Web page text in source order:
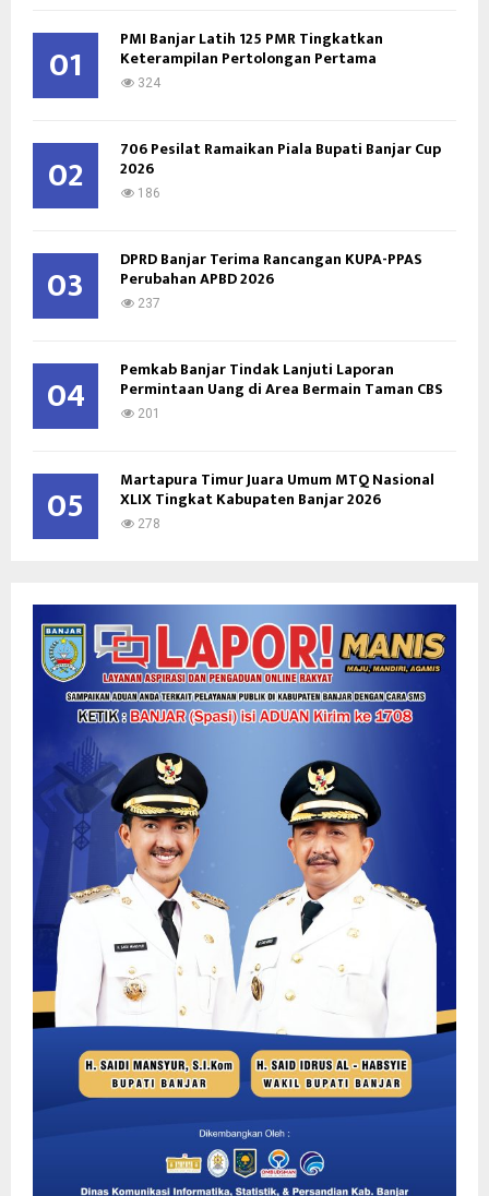
o
H
01 PMI Banjar Latih 125 PMR Tingkatkan
Keterampilan Pertolongan Pertama
324
02 706 Pesilat Ramaikan Piala Bupati Banjar Cup
2026
186
03 DPRD Banjar Terima Rancangan KUPA-PPAS
Perubahan APBD 2026
237
04 Pemkab Banjar Tindak Lanjuti Laporan
Permintaan Uang di Area Bermain Taman CBS
201
05 Martapura Timur Juara Umum MTQ Nasional
XLIX Tingkat Kabupaten Banjar 2026
278